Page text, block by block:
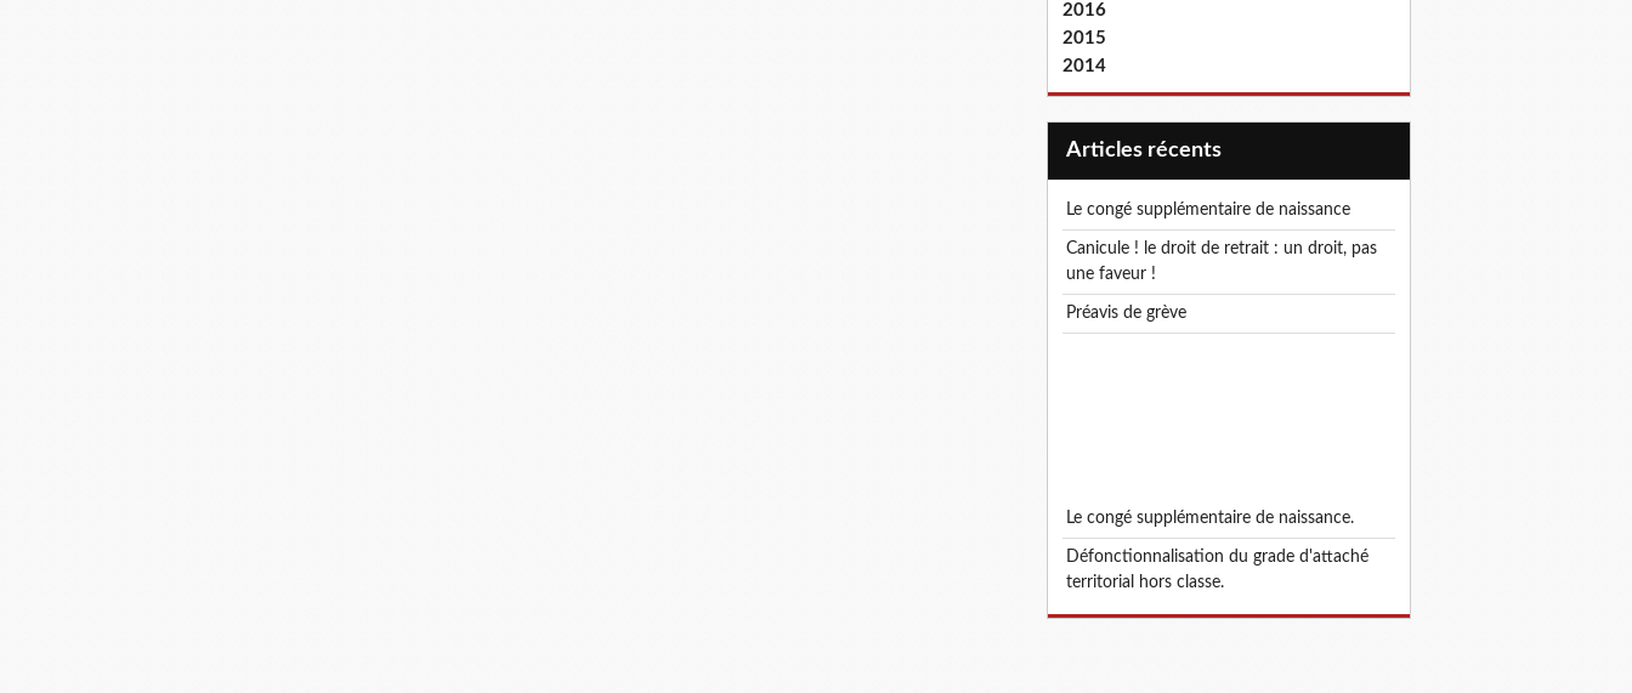
2016
2015
2014
articles récents
le congé supplémentaire de naissance
canicule ! le droit de retrait : un droit, pas
une faveur !
préavis de grève
le congé supplémentaire de naissance.
défonctionnalisation du grade d'attaché
territorial hors classe.